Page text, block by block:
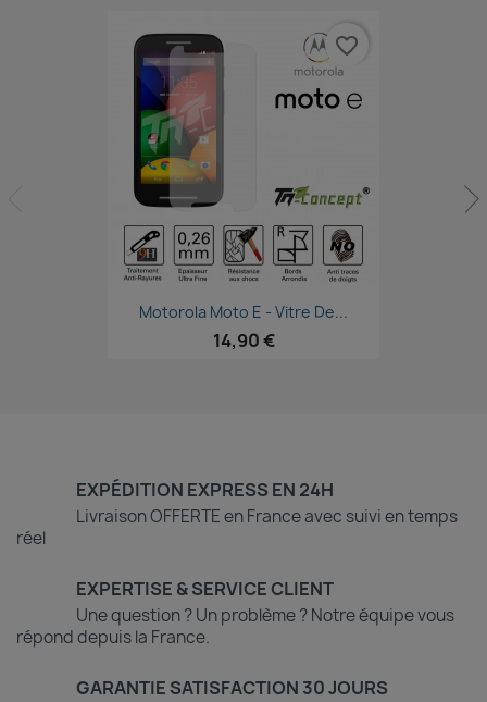
Aperçu rapide
Motorola Moto E - Vitre De...
14,90 €
favorite_border
EXPÉDITION EXPRESS EN 24H
Livraison OFFERTE en France avec suivi en temps
réel
EXPERTISE & SERVICE CLIENT
Une question ? Un problème ? Notre équipe vous
répond depuis la France.
GARANTIE SATISFACTION 30 JOURS